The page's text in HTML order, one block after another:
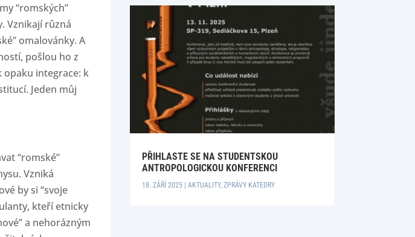
“romských”
Vznikají různá
omalovánky. A
pošlou ho z
opaku integrace: k
Jeden můj
“romské”
Vzniká
by si “svoje
kteří etnicky
a nehorázným
PŘIHLASTE SE NA STUDENTSKOU
ANTROPOLOGICKOU KONFERENCI
18. ZÁŘÍ 2025| AKTUALITY, ZPRÁVY KATEDRY